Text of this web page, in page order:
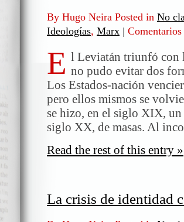
By Hugo Neira Posted in No
Ideologías, Marx |
E l Leviatán triunfó con
no pudo evitar dos
Los Estados-nación
pero ellos mismos se
se hizo, en el siglo XIX,
siglo XX, de masas. Al
Read the rest of this entry »
La crisis de identidad